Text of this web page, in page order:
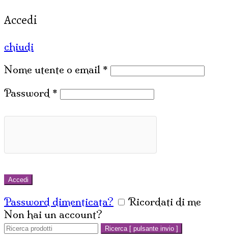
Accedi
chiudi
Nome utente o email *
Password *
Accedi
Password dimenticata?
Ricordati di me
Non hai un account?
Cerca:
Ricerca [ pulsante invio ]